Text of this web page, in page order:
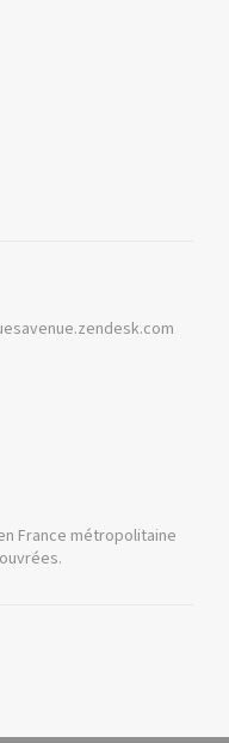
France métropolitaine